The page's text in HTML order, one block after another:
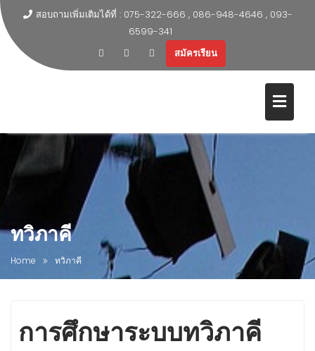
สอบถามเพิ่มเติมได้ที่ : 075-322-666 , 086-948-4646 , 093-
6599-341
สมัครเรียน
ทวิภาคี
Home ทวิภาคี
การศึกษาระบบทวิภาคี